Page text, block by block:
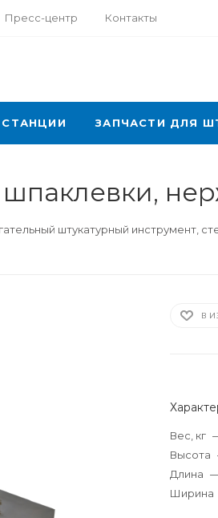
Пресс-центр Контакты
ЗАПЧАСТИ ДЛЯ
штукатурный инструмент,
В
Вес, кг
Высота
Длина
Ширина